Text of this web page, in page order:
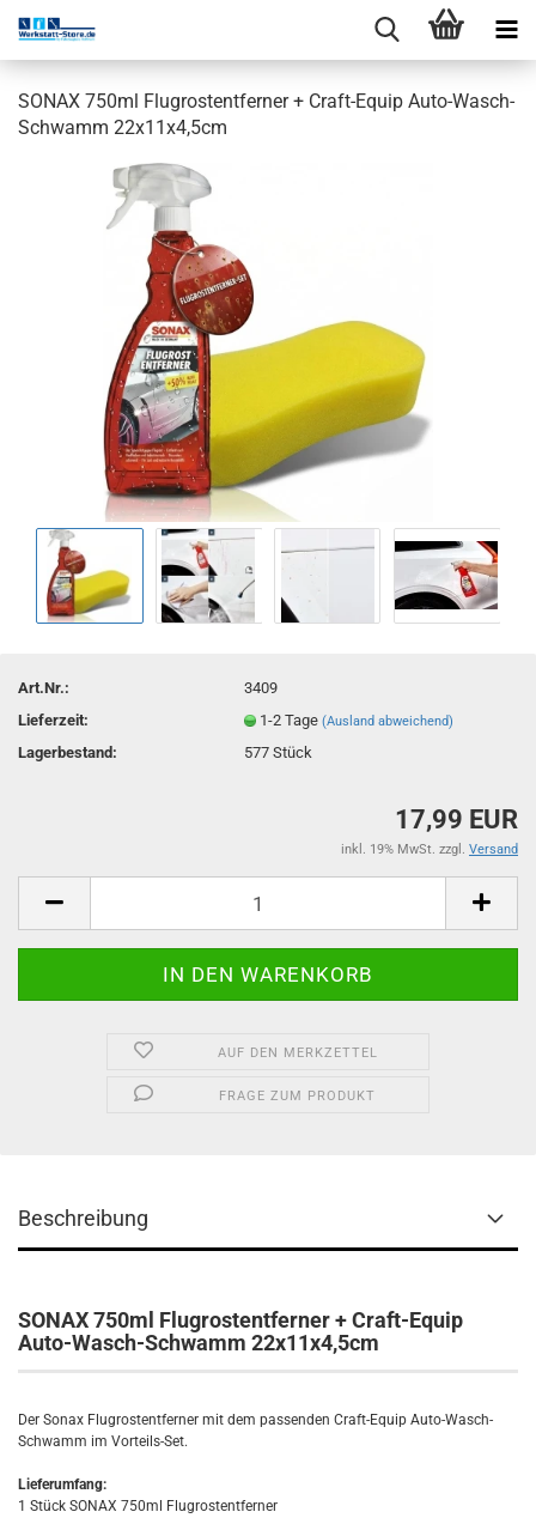
SONAX 750ml Flugrostentferner + Craft-Equip Auto-Wasch-
Schwamm 22x11x4,5cm
Art.Nr.:
3409
Lieferzeit:
1-2 Tage(Ausland abweichend)
Lagerbestand: 577Stück
17,99 EUR
inkl. 19% MwSt. zzgl. Versand
AUF DEN MERKZETTEL
FRAGE ZUM PRODUKT
Beschreibung
SONAX 750ml Flugrostentferner + Craft-Equip
Auto-Wasch-Schwamm 22x11x4,5cm
Der Sonax Flugrostentferner mit dem passenden Craft-Equip Auto-Wasch-
Schwamm im Vorteils-Set.
Lieferumfang:
1 Stück SONAX 750ml Flugrostentferner